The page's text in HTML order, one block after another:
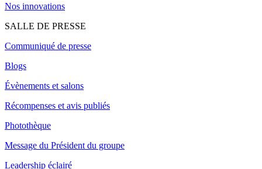
Nos innovations
SALLE DE PRESSE
Communiqué de presse
Blogs
Évènements et salons
Récompenses et avis publiés
Photothèque
Message du Président du groupe
Leadership éclairé